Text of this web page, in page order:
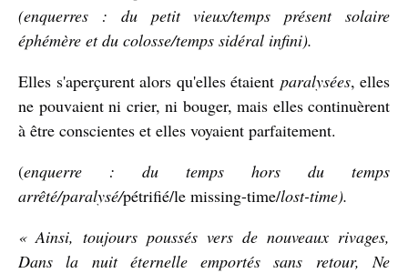
(enquerres : du petit vieux/temps présent solaire
éphémère et du colosse/temps sidéral infini).
Elles s'aperçurent alors qu'elles étaient paralysées, elles
ne pouvaient ni crier, ni bouger, mais elles continuèrent
à être conscientes et elles voyaient parfaitement.
(enquerre : du temps hors du temps
arrêté/paralysé/pétrifié/le missing-time/lost-time).
« Ainsi, toujours poussés vers de nouveaux rivages,
Dans la nuit éternelle emportés sans retour, Ne